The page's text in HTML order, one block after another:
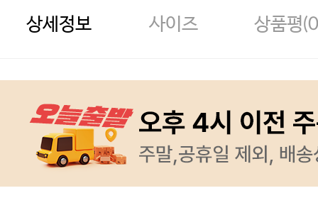
상세정보 사이즈 상품평(0